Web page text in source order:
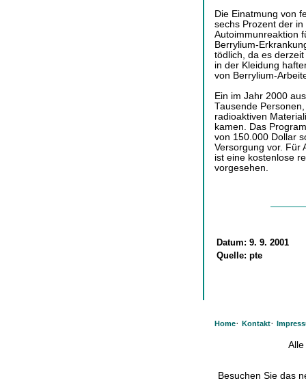
Die Einatmung von
sechs Prozent der
Autoimmunreaktion
Berrylium-
tödlich, da es
in der Kleidung
von Berrylium-
Ein im Jahr 2000
Tausende
radioaktiven
kamen. Das
von 150.000 Dollar
Versorgung vor. Für
ist eine kostenlose
vorgesehen.
Datum: 9. 9. 2001
Quelle: pte
Home· Kontakt·
Besuchen Sie das